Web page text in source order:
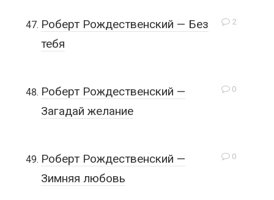
2
Роберт Рождественский — Без
тебя
0
Роберт Рождественский —
Загадай желание
0
Роберт Рождественский —
Зимняя любовь